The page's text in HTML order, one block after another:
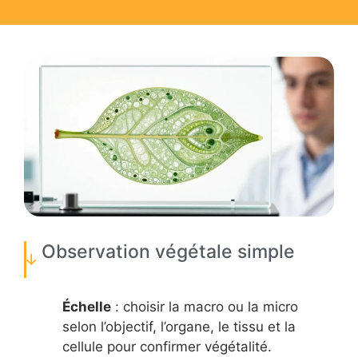
Observation végétale simple
Échelle : choisir la macro ou la micro
selon l’objectif, l’organe, le tissu et la
cellule pour confirmer végétalité.